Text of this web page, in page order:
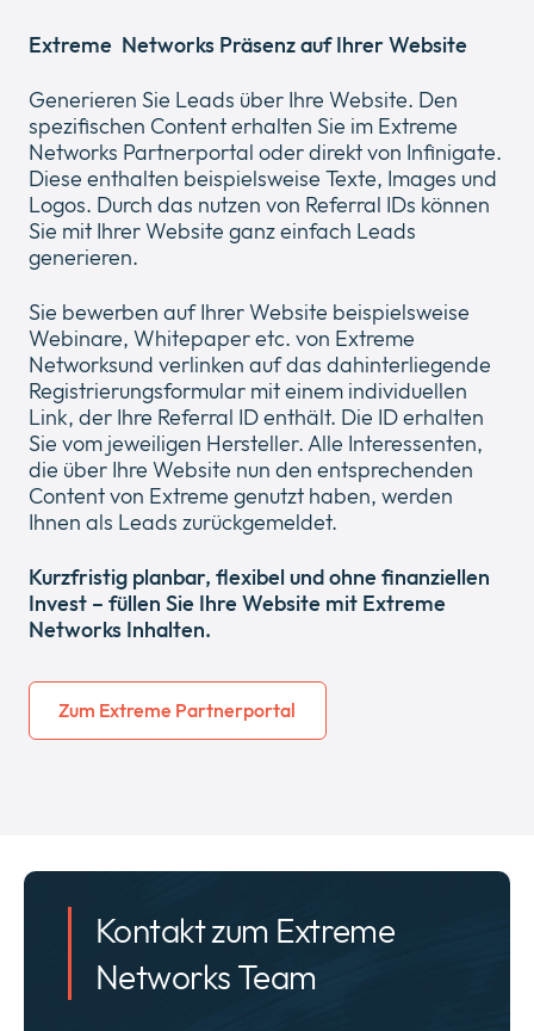
Extreme Networks Präsenz auf Ihrer Website
Generieren Sie Leads über Ihre Website. Den
spezifischen Content erhalten Sie im Extreme
Networks Partnerportal oder direkt von Infinigate.
Diese enthalten beispielsweise Texte, Images und
Logos. Durch das nutzen von Referral IDs können
Sie mit Ihrer Website ganz einfach Leads
generieren.
Sie bewerben auf Ihrer Website beispielsweise
Webinare, Whitepaper etc. von Extreme
Networksund verlinken auf das dahinterliegende
Registrierungsformular mit einem individuellen
Link, der Ihre Referral ID enthält. Die ID erhalten
Sie vom jeweiligen Hersteller. Alle Interessenten,
die über Ihre Website nun den entsprechenden
Content von Extreme genutzt haben, werden
Ihnen als Leads zurückgemeldet.
Kurzfristig planbar, flexibel und ohne finanziellen
Invest – füllen Sie Ihre Website mit Extreme
Networks Inhalten.
Zum Extreme Partnerportal
Kontakt zum Extreme
Networks Team